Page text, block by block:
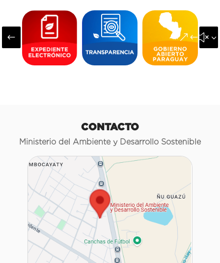
#
CONTACTO
Ministerio del Ambiente y Desarrollo Sostenible